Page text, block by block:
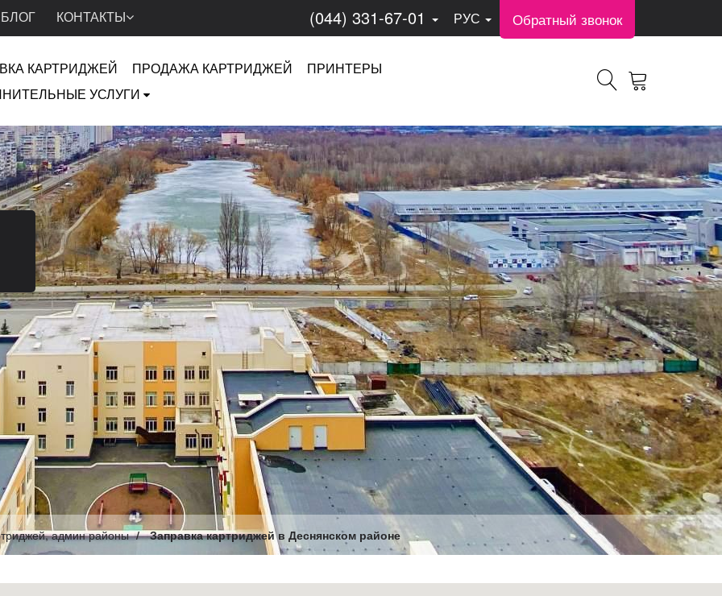
БЛОГ КОНТАКТЫ (044) 331-67-01 РУС Обратный звонок
КАРТРИДЖЕЙ ПРОДАЖА КАРТРИДЖЕЙ
ПРИНТЕРЫ
УСЛУГИ
админ районы Заправка картриджей в Деснянском районе